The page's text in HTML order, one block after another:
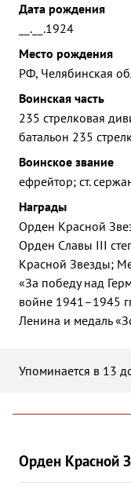
Дата рождения
__.__.1924
Место рождения
РФ, Челябинская
Воинская часть
235 стрелковая
батальон 235
Воинское звание
ефрейтор; ст.
Награды
Орден Красной
Орден Славы III
Красной Звезды;
«За победу над
войне 1941–1945
Ленина и медаль
Упоминается в 13
Орден Красной